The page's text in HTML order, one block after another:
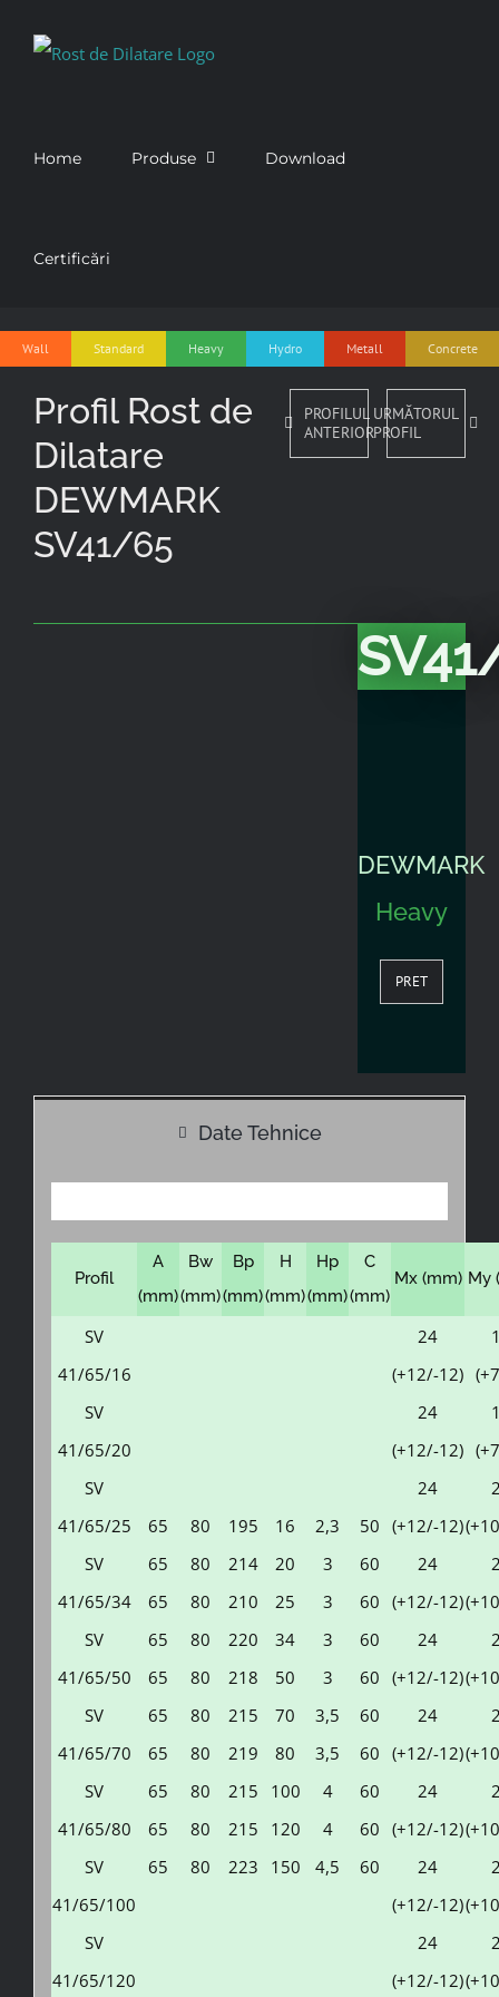
Home Produse Download
Certificări
Wall Standard Heavy Hydro Metall Concrete
Profil Rost de
Dilatare
DEWMARK
SV41/65
PROFILUL
ANTERIOR
URMĂTORUL
PROFIL
DEWMARK
Heavy
PRET
Date Tehnice
Profil
A
(mm)
Bw
(mm)
Bp
(mm)
H
(mm)
Hp
(mm)
C
(mm)
Mx (mm) My
SV
41/65/16
SV
41/65/20
SV
41/65/25
SV
41/65/34
SV
41/65/50
SV
41/65/70
SV
41/65/80
SV
41/65/100
SV
41/65/120
65
65
65
65
65
65
65
65
65
65
80
80
80
80
80
80
80
80
80
80
195
214
210
220
218
215
219
215
215
223
16
20
25
34
50
70
80
100
120
150
2,3
3
3
3
3
3,5
3,5
4
4
4,5
50
60
60
60
60
60
60
60
60
60
24
(+12/-12)
24
(+12/-12)
24
(+12/-12)
24
(+12/-12)
24
(+12/-12)
24
(+12/-12)
24
(+12/-12)
24
(+12/-12)
24
(+12/-12)